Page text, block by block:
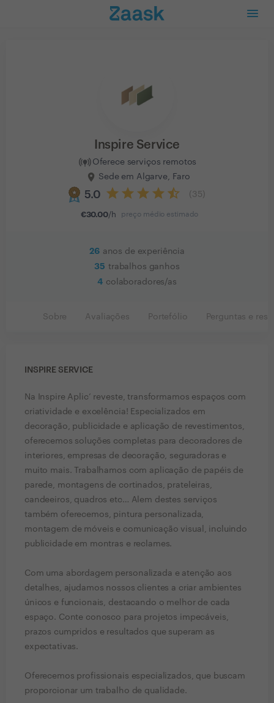
Inspire Service
Oferece serviços remotos
Sede em Algarve, Faro
5.0 35
€30.00/h preço médio estimado
26 anos de experiência
35 trabalhos ganhos
4 colaboradores/as
Sobre Avaliações Portefólio Perguntas e
INSPIRE SERVICE
Na Inspire Aplic’ reveste, transformamos espaços com
criatividade e excelência! Especializados em
decoração, publicidade e aplicação de revestimentos,
oferecemos soluções completas para decoradores de
interiores, empresas de decoração, seguradoras e
muito mais. Trabalhamos com aplicação de papéis de
parede, montagens de cortinados, prateleiras,
candeeiros, quadros etc… Alem destes serviços
também oferecemos, pintura personalizada,
montagem de móveis e comunicação visual, incluindo
publicidade em montras e reclames.
Com uma abordagem personalizada e atenção aos
detalhes, ajudamos nossos clientes a criar ambientes
únicos e funcionais, destacando o melhor de cada
espaço. Conte conosco para projetos impecáveis,
prazos cumpridos e resultados que superam as
expectativas.
Oferecemos profissionais especializados, que buscam
proporcionar um trabalho de qualidade.